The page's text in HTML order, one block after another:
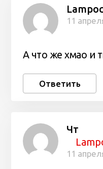
11
А что же хмао и
Ответить
Чт
11